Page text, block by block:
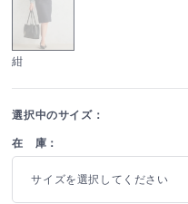
紺
選択中のサイズ：
在 庫：
サイズを選択してください